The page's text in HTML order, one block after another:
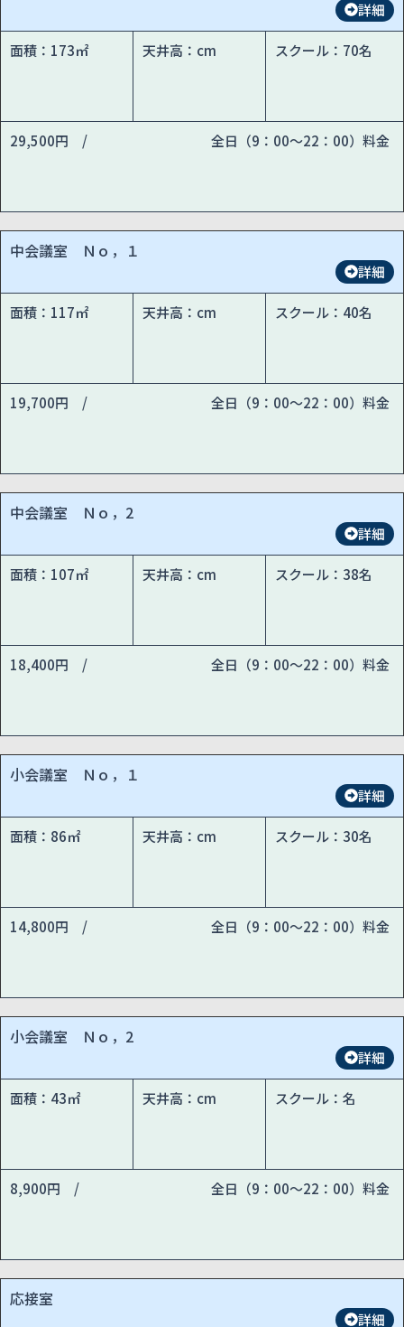
詳細
面積：173㎡ 天井高：cm スクール：70名
29,500円 / 全日（9：00～22：00）料金
中会議室 Ｎｏ，１
詳細
面積：117㎡ 天井高：cm スクール：40名
19,700円 / 全日（9：00～22：00）料金
中会議室 Ｎｏ，2
詳細
面積：107㎡ 天井高：cm スクール：38名
18,400円 / 全日（9：00～22：00）料金
小会議室 Ｎｏ，１
詳細
面積：86㎡ 天井高：cm スクール：30名
14,800円 / 全日（9：00～22：00）料金
小会議室 Ｎｏ，2
詳細
面積：43㎡ 天井高：cm スクール：名
8,900円 / 全日（9：00～22：00）料金
応接室
詳細